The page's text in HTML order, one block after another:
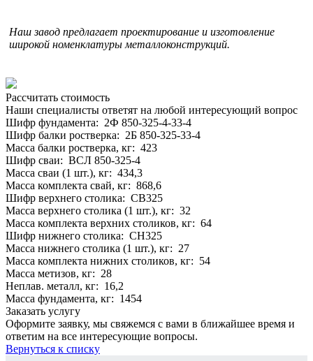
Наш завод предлагает проектирование и изготовление
широкой номенклатуры металлоконструкций.
Рассчитать стоимость
Наши специалисты ответят на любой интересующий вопрос
Шифр фундамента: 2Ф 850-325-4-33-4
Шифр балки ростверка: 2Б 850-325-33-4
Масса балки ростверка, кг: 423
Шифр сваи: ВСЛ 850-325-4
Масса сваи (1 шт.), кг: 434,3
Масса комплекта свай, кг: 868,6
Шифр верхнего столика: СВ325
Масса верхнего столика (1 шт.), кг: 32
Масса комплекта верхних столиков, кг: 64
Шифр нижнего столика: СН325
Масса нижнего столика (1 шт.), кг: 27
Масса комплекта нижних столиков, кг: 54
Масса метизов, кг: 28
Неплав. металл, кг: 16,2
Масса фундамента, кг: 1454
Заказать услугу
Оформите заявку, мы свяжемся с вами в ближайшее время и
ответим на все интересующие вопросы.
Вернуться к списку